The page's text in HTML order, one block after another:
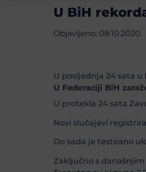
U BiH
Objavljeno: 08.10.2020.
U posljednja 24 sata u
U Federaciji BiH
U protekla 24 sata
Novi slučajevi
Do sada je testirano
Zaključno s